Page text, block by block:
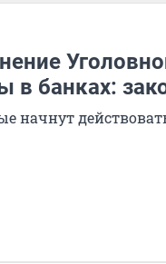
в банках:
начнут